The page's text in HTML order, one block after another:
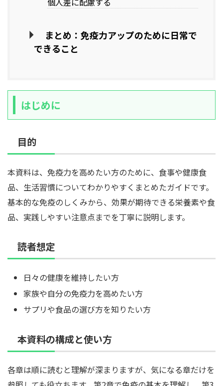
まとめ：免疫力アップのために日常で
できること
はじめに
目的
本資料は、免疫力を高めたい方のために、食事や健康食
品、生活習慣についてわかりやすくまとめたガイドです。
基本的な免疫のしくみから、効果が期待できる栄養素や食
品、実践しやすい注意点までを丁寧に説明します。
読者想定
日々の健康を維持したい方
家族や自分の免疫力を高めたい方
サプリや食品の選び方を知りたい方
本資料の構成と使い方
各章は順に読むと理解が深まりますが、気になる章だけを